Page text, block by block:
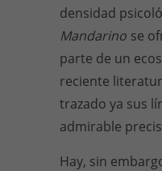
densidad
Mandarino se
parte de un
reciente
trazado ya sus
admirable
Hay, sin